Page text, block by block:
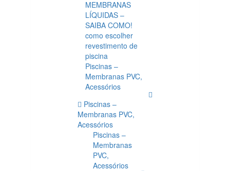
MEMBRANAS
LÍQUIDAS –
SAIBA COMO!
como escolher
revestimento de
piscina
Piscinas –
Membranas PVC,
Acessórios
Piscinas –
Membranas PVC,
Acessórios
Piscinas –
Membranas
PVC,
Acessórios